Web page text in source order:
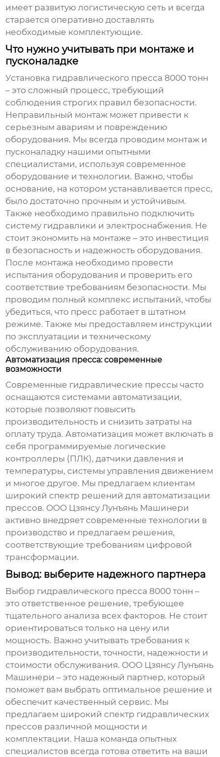
имеет развитую логистическую сеть и всегда
старается оперативно доставлять
необходимые комплектующие.
Что нужно учитывать при монтаже и
пусконаладке
Установка гидравлического пресса 8000 тонн
– это сложный процесс, требующий
соблюдения строгих правил безопасности.
Неправильный монтаж может привести к
серьезным авариям и повреждению
оборудования. Мы всегда проводим монтаж и
пусконаладку нашими опытными
специалистами, используя современное
оборудование и технологии. Важно, чтобы
основание, на котором устанавливается пресс,
было достаточно прочным и устойчивым.
Также необходимо правильно подключить
систему гидравлики и электроснабжения. Не
стоит экономить на монтаже – это инвестиция
в безопасность и надежность оборудования.
После монтажа необходимо провести
испытания оборудования и проверить его
соответствие требованиям безопасности. Мы
проводим полный комплекс испытаний, чтобы
убедиться, что пресс работает в штатном
режиме. Также мы предоставляем инструкции
по эксплуатации и техническому
обслуживанию оборудования.
Автоматизация пресса: современные
возможности
Современные гидравлические прессы часто
оснащаются системами автоматизации,
которые позволяют повысить
производительность и снизить затраты на
оплату труда. Автоматизация может включать в
себя программируемые логические
контроллеры (ПЛК), датчики давления и
температуры, системы управления движением
и многое другое. Мы предлагаем клиентам
широкий спектр решений для автоматизации
прессов. ООО Цзянсу Лунъянь Машинери
активно внедряет современные технологии в
производство и предлагаем решения,
соответствующие требованиям цифровой
трансформации.
Вывод: выберите надежного партнера
Выбор гидравлического пресса 8000 тонн –
это ответственное решение, требующее
тщательного анализа всех факторов. Не стоит
ориентироваться только на цену или
мощность. Важно учитывать требования к
производительности, точности, надежности и
стоимости обслуживания. ООО Цзянсу Лунъянь
Машинери – это надежный партнер, который
поможет вам выбрать оптимальное решение и
обеспечит качественный сервис. Мы
предлагаем широкий спектр гидравлических
прессов различной мощности и
комплектации. Наша команда опытных
специалистов всегда готова ответить на ваши